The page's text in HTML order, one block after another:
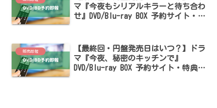
マ『今夜もシリアルキラーと待ち合わ
せ』DVD/Blu-ray BOX 予約サイト・特
販売即報
【最終回・円盤発売日はいつ？】ドラ
マ『今夜、秘密のキッチンで』
DVD/Blu-ray BOX 予約サイト・特典ま